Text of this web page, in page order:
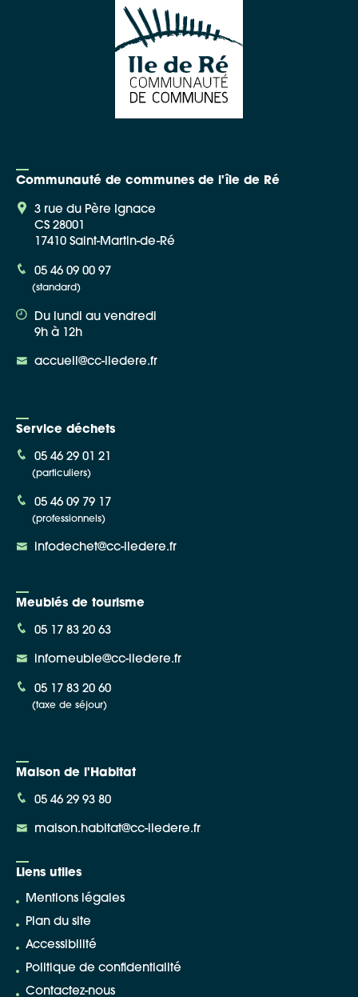
Communauté de communes de l'île de Ré
3 rue du Père Ignace
CS 28001
17410 Saint-Martin-de-Ré
05 46 09 00 97
(standard)
Du lundi au vendredi
9h à 12h
accueil@cc-iledere.fr
Service déchets
05 46 29 01 21
(particuliers)
05 46 09 79 17
(professionnels)
infodechet@cc-iledere.fr
Meublés de tourisme
05 17 83 20 63
infomeuble@cc-iledere.fr
05 17 83 20 60
(taxe de séjour)
Maison de l'Habitat
05 46 29 93 80
maison.habitat@cc-iledere.fr
Liens utiles
Mentions légales
Plan du site
Accessibilité
Politique de confidentialité
Contactez-nous